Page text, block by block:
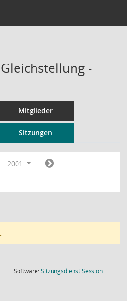
-
Mitglieder
Sitzungen
2001
Software:SitzungsdienstSession(Wird in